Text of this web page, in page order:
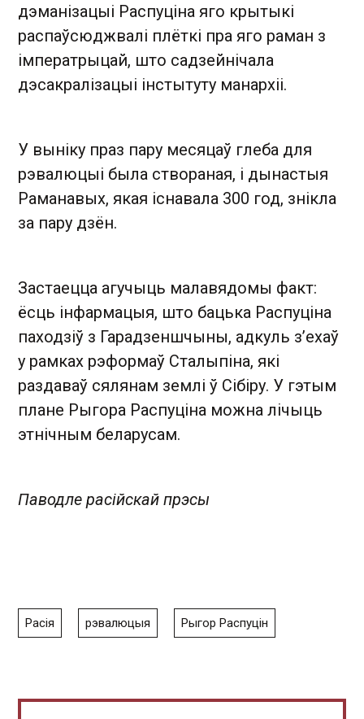
дэманізацыі Распуціна яго крытыкі
распаўсюджвалі плёткі пра яго раман з
імператрыцай, што садзейнічала
дэсакралізацыі інстытуту манархіі.
У выніку праз пару месяцаў глеба для
рэвалюцыі была створаная, і дынастыя
Раманавых, якая існавала 300 год, знікла
за пару дзён.
Застаецца агучыць малавядомы факт:
ёсць інфармацыя, што бацька Распуціна
паходзіў з Гарадзеншчыны, адкуль з’ехаў
у рамках рэформаў Сталыпіна, які
раздаваў сялянам землі ў Сібіру. У гэтым
плане Рыгора Распуціна можна лічыць
этнічным беларусам.
Паводле расійскай прэсы
Расія рэвалюцыя Рыгор Распуцін